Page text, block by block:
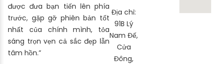
được đưa bạn tiến lên phía
trước, gặp gỡ phiên bản tốt
nhất của chính mình, tỏa
sáng trọn vẹn cả sắc đẹp lẫn
tâm hồn.”
Địa chỉ:
91B Lý
Nam Đế,
Cửa
Đông,